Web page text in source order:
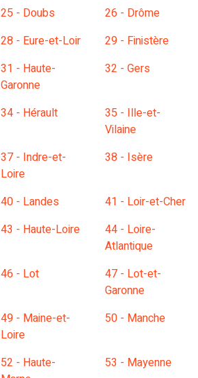
25 - Doubs
26 - Drôme
28 - Eure-et-Loir
29 - Finistère
31 - Haute-
Garonne
32 - Gers
34 - Hérault
35 - Ille-et-
Vilaine
37 - Indre-et-
Loire
38 - Isère
40 - Landes
41 - Loir-et-Cher
43 - Haute-Loire
44 - Loire-
Atlantique
46 - Lot
47 - Lot-et-
Garonne
49 - Maine-et-
Loire
50 - Manche
52 - Haute-
53 - Mayenne